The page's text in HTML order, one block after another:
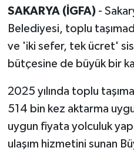
SAKARYA (İGFA) -
Belediyesi, toplu
ve 'iki sefer, tek ücret'
bütçesine de büyük bir
2025 yılında toplu
514 bin kez aktarma
uygun fiyata yolculuk
ulaşım hizmetini sunan